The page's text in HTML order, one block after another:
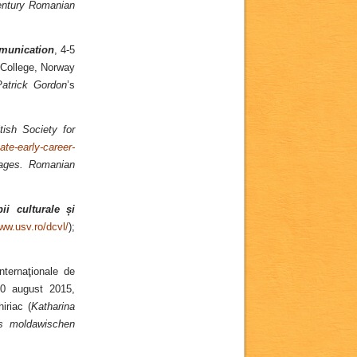
Romanian
, 4-5
Norway
Gordon’s
Society for
early-career-
Romanian
culturale și
dcvl/);
de
august 2015,
(Katharina
moldawischen